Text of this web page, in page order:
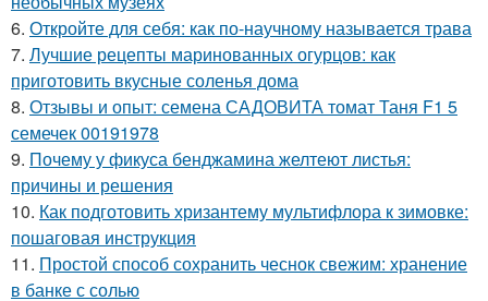
6. Откройте для себя: как по-научному называется трава
7. Лучшие рецепты маринованных огурцов: как
приготовить вкусные соленья дома
8. Отзывы и опыт: семена САДОВИТА томат Таня F1 5
семечек 00191978
9. Почему у фикуса бенджамина желтеют листья:
причины и решения
10. Как подготовить хризантему мультифлора к зимовке:
пошаговая инструкция
11. Простой способ сохранить чеснок свежим: хранение
в банке с солью